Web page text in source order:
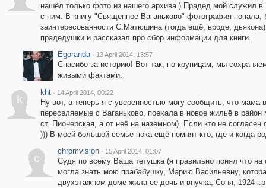
нашёл только фото из нашего архива ) Прадед мой служил
с ним. В книгу "Священное Ваганьково" фотография попала,
заинтересованности С.Матюшина (тогда ещё, вроде,
прадедушки и рассказал про сбор информации для книги.
Egoranda · 13 April 2014, 13:57
Спасибо за историю! Вот так, по крупицам, мы
живыми фактами.
k
kht · 14 April 2014, 00:22
Ну вот, а теперь я с уверенностью могу сообщить, что мама
переселяемые с Ваганьково, поехала в новое жильё в
ст. Пионерская, а от неё на наземном). Если кто не
))) В моей большой семье пока ещё помнят кто, где и когда
c
chromvision · 15 April 2014, 01:07
Судя по всему Ваша тетушка (я правильно понял что
могла знать мою прабабушку, Марию Васильевну,
двухэтажном доме жила ее дочь и внучка, Соня, 1924